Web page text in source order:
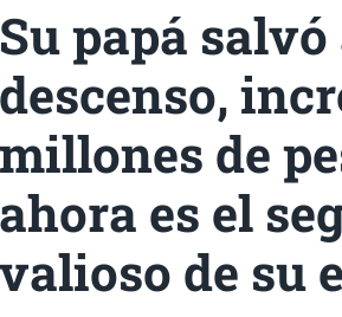
Su papá
descenso,
millones de
ahora es el
valioso de su